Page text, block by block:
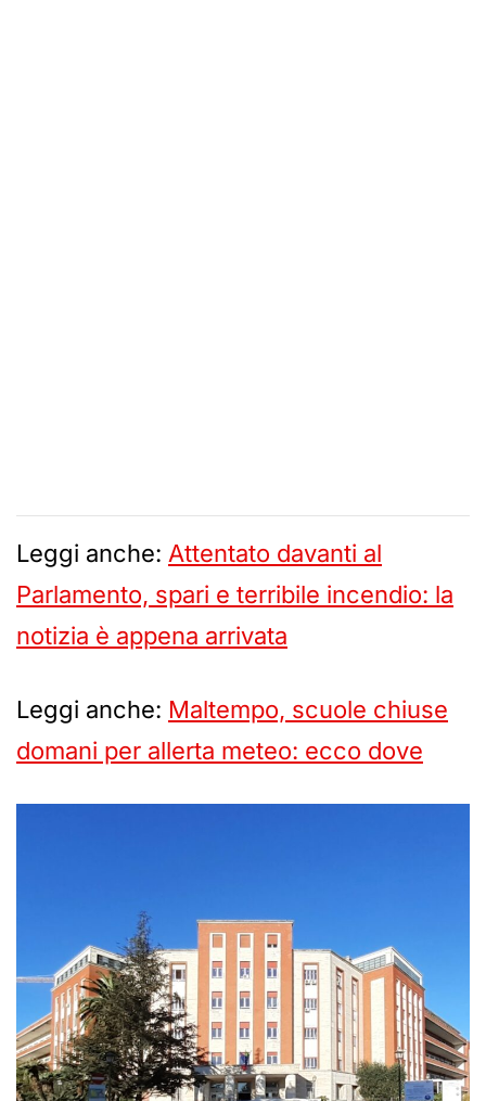
Leggi anche: Attentato davanti al
Parlamento, spari e terribile incendio: la
notizia è appena arrivata
Leggi anche: Maltempo, scuole chiuse
domani per allerta meteo: ecco dove